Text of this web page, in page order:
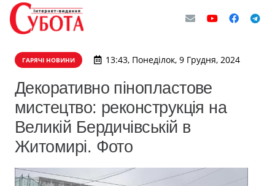
ГАРЯЧІ НОВИНИ 13:43, Понеділок, 9 Грудня, 2024
Декоративно пінопластове
мистецтво: реконструкція на
Великій Бердичівській в
Житомирі. Фото